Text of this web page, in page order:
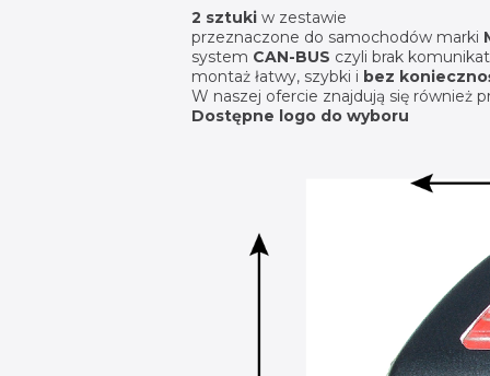
2 sztukiw zestawie
przeznaczone do samochodów marki
system CAN-BUS czyli brak
montaż łatwy, szybki i bez
W naszej ofercie znajdują się również
Dostępne logo do wyboru